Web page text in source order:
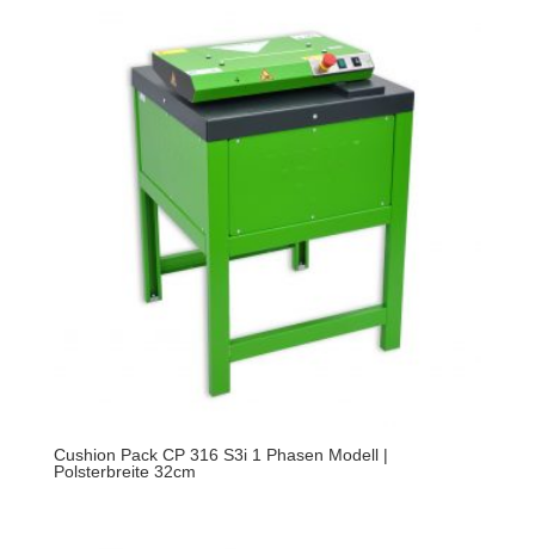
Cushion Pack CP 316 S3i 1 Phasen Modell |
Polsterbreite 32cm